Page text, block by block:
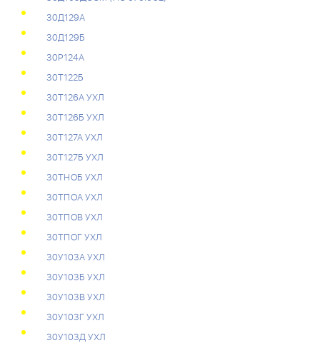
30Д129А
30Д129Б
30Р124А
30Т122Б
30Т126А УХЛ
30Т126Б УХЛ
30Т127А УХЛ
30Т127Б УХЛ
30ТНОБ УХЛ
30ТПОА УХЛ
30ТПОВ УХЛ
30ТПОГ УХЛ
30У103А УХЛ
30У103Б УХЛ
30У103В УХЛ
30У103Г УХЛ
30У103Д УХЛ